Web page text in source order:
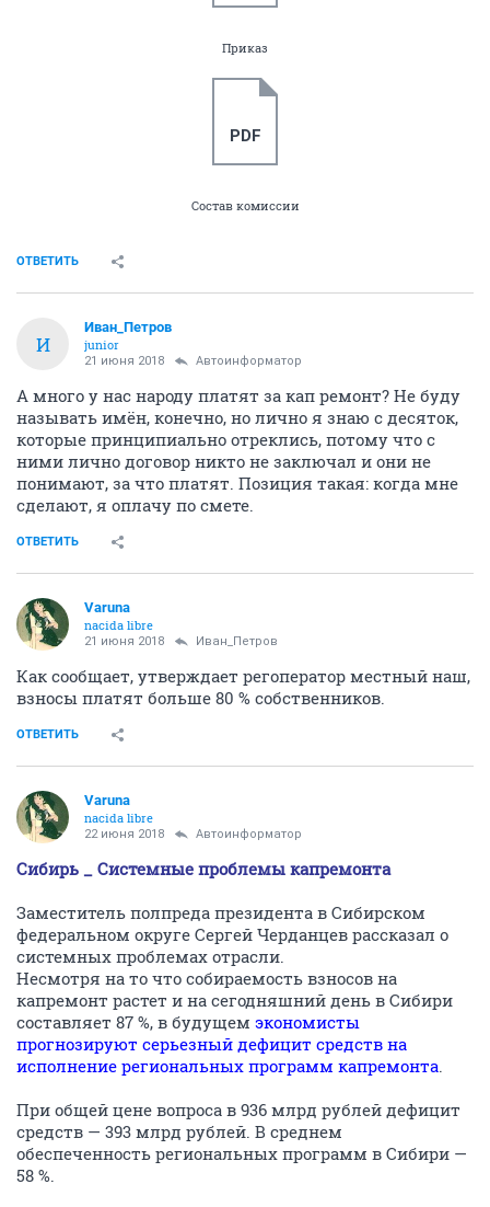
Приказ
PDF
Состав комиссии
ОТВЕТИТЬ
И
Иван_Петров
junior
21 июня 2018 Автоинформатор
А много у нас народу платят за кап ремонт? Не буду
называть имён, конечно, но лично я знаю с десяток,
которые принципиально отреклись, потому что с
ними лично договор никто не заключал и они не
понимают, за что платят. Позиция такая: когда мне
сделают, я оплачу по смете.
ОТВЕТИТЬ
Varuna
nacida libre
21 июня 2018 Иван_Петров
Как сообщает, утверждает регоператор местный наш,
взносы платят больше 80 % собственников.
ОТВЕТИТЬ
Varuna
nacida libre
22 июня 2018 Автоинформатор
Сибирь _ Системные проблемы капремонта
Заместитель полпреда президента в Сибирском
федеральном округе Сергей Черданцев рассказал о
системных проблемах отрасли.
Несмотря на то что собираемость взносов на
капремонт растет и на сегодняшний день в Сибири
составляет 87 %, в будущем экономисты
прогнозируют серьезный дефицит средств на
исполнение региональных программ капремонта.
При общей цене вопроса в 936 млрд рублей дефицит
средств — 393 млрд рублей. В среднем
обеспеченность региональных программ в Сибири —
58 %.